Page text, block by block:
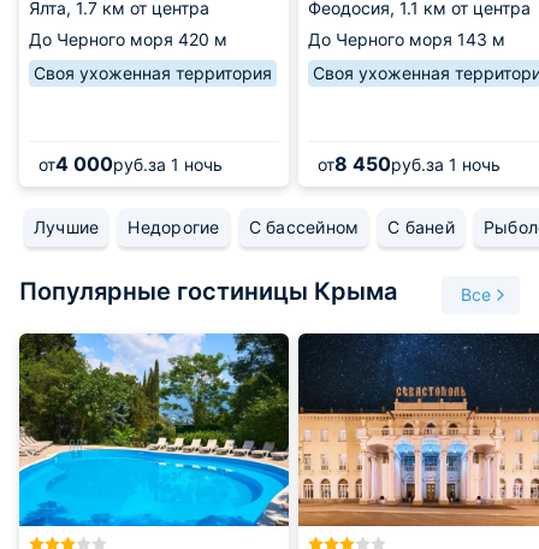
Ялта, 1.7 км от центра
До Черного моря 420 м
Своя ухоженная территория
от4 000руб.за 1 ночь
Феодосия, 1.1 км от центра
До Черного моря 143 м
Своя ухоженная
от8 450руб.за 1 ночь
Лучшие Недорогие С бассейном С баней
Популярные гостиницы Крыма Все